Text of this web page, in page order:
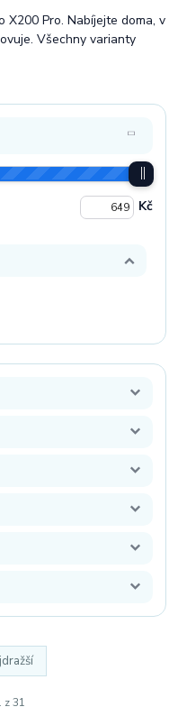
X200 Pro. Nabíjejte doma, v
Všechny varianty
Kč
z 31